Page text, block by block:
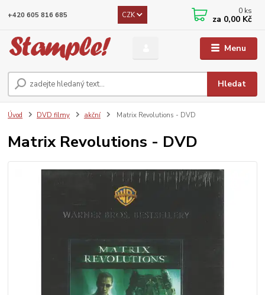
Menu
CZK
Hledat
+420 605 816 685 0 ks
za 0,00 Kč
Úvod DVD filmy akční Matrix Revolutions - DVD
Matrix Revolutions - DVD